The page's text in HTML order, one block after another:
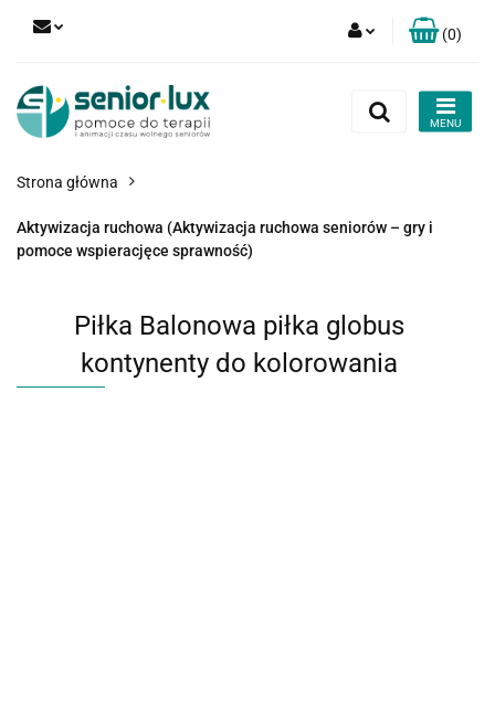
Zarejestruj się
(0)
Strona główna
Aktywizacja ruchowa (Aktywizacja ruchowa seniorów – gry i
pomoce wspieracjęce sprawność)
Piłka Balonowa piłka globus
kontynenty do kolorowania